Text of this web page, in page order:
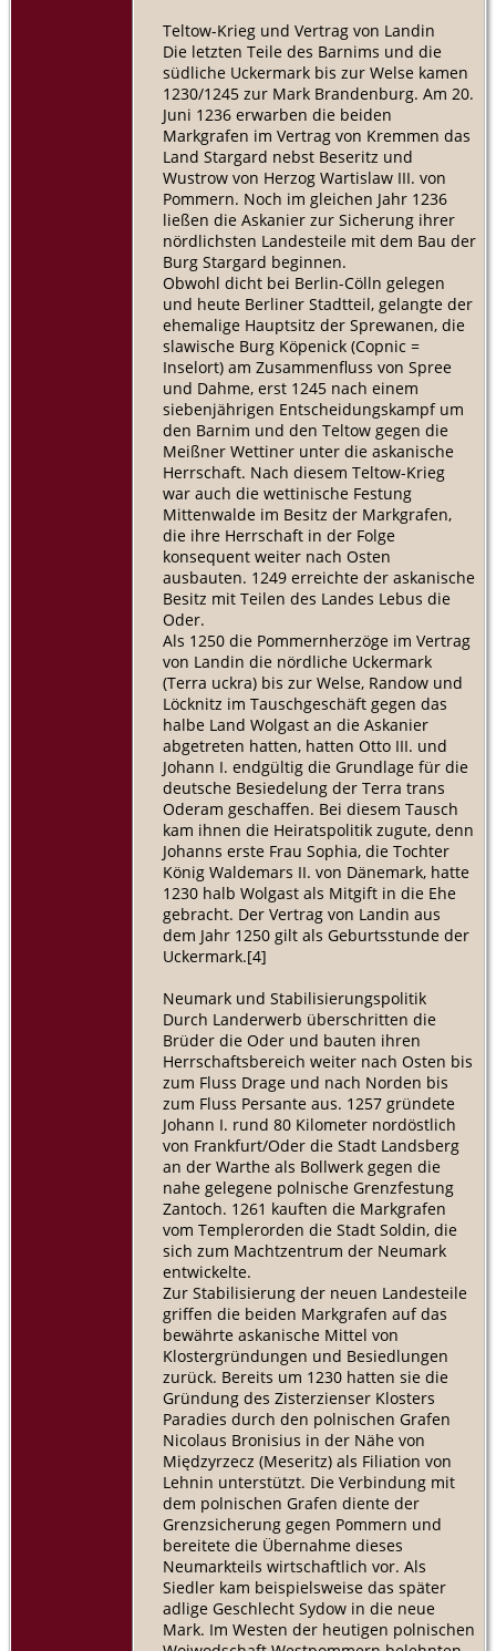
Teltow-Krieg und Vertrag von Landin
Die letzten Teile des Barnims und die
südliche Uckermark bis zur Welse kamen
1230/1245 zur Mark Brandenburg. Am 20.
Juni 1236 erwarben die beiden
Markgrafen im Vertrag von Kremmen das
Land Stargard nebst Beseritz und
Wustrow von Herzog Wartislaw III. von
Pommern. Noch im gleichen Jahr 1236
ließen die Askanier zur Sicherung ihrer
nördlichsten Landesteile mit dem Bau der
Burg Stargard beginnen.
Obwohl dicht bei Berlin-Cölln gelegen
und heute Berliner Stadtteil, gelangte der
ehemalige Hauptsitz der Sprewanen, die
slawische Burg Köpenick (Copnic =
Inselort) am Zusammenfluss von Spree
und Dahme, erst 1245 nach einem
siebenjährigen Entscheidungskampf um
den Barnim und den Teltow gegen die
Meißner Wettiner unter die askanische
Herrschaft. Nach diesem Teltow-Krieg
war auch die wettinische Festung
Mittenwalde im Besitz der Markgrafen,
die ihre Herrschaft in der Folge
konsequent weiter nach Osten
ausbauten. 1249 erreichte der askanische
Besitz mit Teilen des Landes Lebus die
Oder.
Als 1250 die Pommernherzöge im Vertrag
von Landin die nördliche Uckermark
(Terra uckra) bis zur Welse, Randow und
Löcknitz im Tauschgeschäft gegen das
halbe Land Wolgast an die Askanier
abgetreten hatten, hatten Otto III. und
Johann I. endgültig die Grundlage für die
deutsche Besiedelung der Terra trans
Oderam geschaffen. Bei diesem Tausch
kam ihnen die Heiratspolitik zugute, denn
Johanns erste Frau Sophia, die Tochter
König Waldemars II. von Dänemark, hatte
1230 halb Wolgast als Mitgift in die Ehe
gebracht. Der Vertrag von Landin aus
dem Jahr 1250 gilt als Geburtsstunde der
Uckermark.[4]
Neumark und Stabilisierungspolitik
Durch Landerwerb überschritten die
Brüder die Oder und bauten ihren
Herrschaftsbereich weiter nach Osten bis
zum Fluss Drage und nach Norden bis
zum Fluss Persante aus. 1257 gründete
Johann I. rund 80 Kilometer nordöstlich
von Frankfurt/Oder die Stadt Landsberg
an der Warthe als Bollwerk gegen die
nahe gelegene polnische Grenzfestung
Zantoch. 1261 kauften die Markgrafen
vom Templerorden die Stadt Soldin, die
sich zum Machtzentrum der Neumark
entwickelte.
Zur Stabilisierung der neuen Landesteile
griffen die beiden Markgrafen auf das
bewährte askanische Mittel von
Klostergründungen und Besiedlungen
zurück. Bereits um 1230 hatten sie die
Gründung des Zisterzienser Klosters
Paradies durch den polnischen Grafen
Nicolaus Bronisius in der Nähe von
Międzyrzecz (Meseritz) als Filiation von
Lehnin unterstützt. Die Verbindung mit
dem polnischen Grafen diente der
Grenzsicherung gegen Pommern und
bereitete die Übernahme dieses
Neumarkteils wirtschaftlich vor. Als
Siedler kam beispielsweise das später
adlige Geschlecht Sydow in die neue
Mark. Im Westen der heutigen polnischen